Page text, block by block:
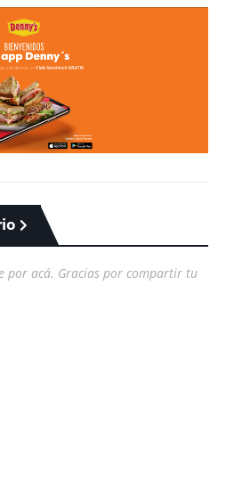
por acá. Gracias por compartir tu